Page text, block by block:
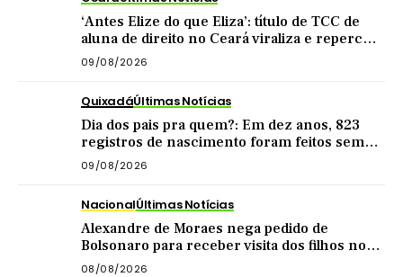
‘Antes Elize do que Eliza’: título de TCC de
aluna de direito no Ceará viraliza e repercute
nas redes
09/08/2026
QuixadáÚltimas Notícias
Dia dos pais pra quem?: Em dez anos, 823
registros de nascimento foram feitos sem
nome do pai em Quixadá
09/08/2026
NacionalÚltimas Notícias
Alexandre de Moraes nega pedido de
Bolsonaro para receber visita dos filhos no
dia dos pais
08/08/2026